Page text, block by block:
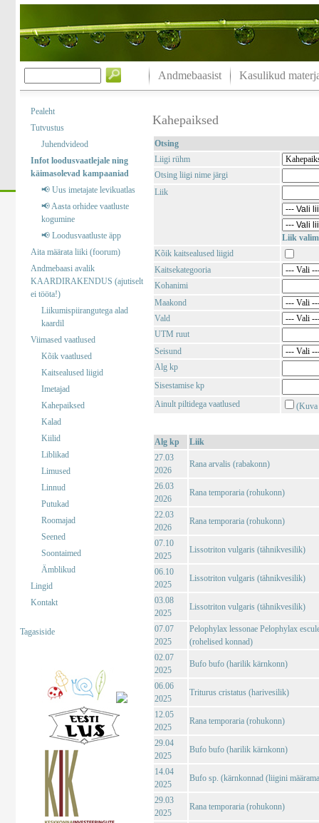
Andmebaasist Kasulikud
Pealeht
Tutvustus
Juhendvideod
Infot loodusvaatlejale ning
käimasolevad kampaaniad
📢 Uus imetajate levikuatlas
📢 Aasta orhidee vaatluste
kogumine
📢 Loodusvaatluste äpp
Aita määrata liiki (foorum)
Andmebaasi avalik
KAARDIRAKENDUS (ajutiselt
ei tööta!)
Liikumispiirangutega alad
kaardil
Viimased vaatlused
Kõik vaatlused
Kaitsealused liigid
Imetajad
Kahepaiksed
Kalad
Kiilid
Liblikad
Limused
Linnud
Putukad
Roomajad
Seened
Soontaimed
Ämblikud
Lingid
Kontakt
Tagasiside
Kahepaiksed
Otsing
Liigi rühm
Otsing liigi nime järgi
Liik
Liik
Kõik kaitsealused liigid
Kaitsekategooria
Kohanimi
Maakond
Vald
UTM ruut
Seisund
Alg kp
Sisestamise kp
Ainult piltidega vaatlused
(Kuva
Alg kp
Liik
27.03
2026
Rana arvalis (rabakonn)
26.03
2026
Rana temporaria (rohukonn)
22.03
2026
Rana temporaria (rohukonn)
07.10
2025
Lissotriton vulgaris (tähnikvesilik)
06.10
2025
Lissotriton vulgaris (tähnikvesilik)
03.08
2025
Lissotriton vulgaris (tähnikvesilik)
07.07
2025
Pelophylax lessonae Pelophylax
(rohelised konnad)
02.07
2025
Bufo bufo (harilik kärnkonn)
06.06
2025
Triturus cristatus (harivesilik)
12.05
2025
Rana temporaria (rohukonn)
29.04
2025
Bufo bufo (harilik kärnkonn)
14.04
2025
Bufo sp. (kärnkonnad (liigini
29.03
2025
Rana temporaria (rohukonn)